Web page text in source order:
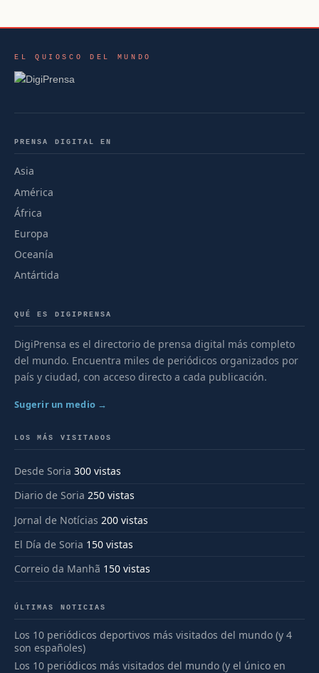
EL QUIOSCO DEL MUNDO
PRENSA DIGITAL EN
Asia
América
África
Europa
Oceanía
Antártida
QUÉ ES DIGIPRENSA
DigiPrensa es el directorio de prensa digital más completo
del mundo. Encuentra miles de periódicos organizados por
país y ciudad, con acceso directo a cada publicación.
Sugerir un medio →
LOS MÁS VISITADOS
Desde Soria 300 vistas
Diario de Soria 250 vistas
Jornal de Notícias 200 vistas
El Día de Soria 150 vistas
Correio da Manhã 150 vistas
ÚLTIMAS NOTICIAS
Los 10 periódicos deportivos más visitados del mundo (y 4
son españoles)
Los 10 periódicos más visitados del mundo (y el único en